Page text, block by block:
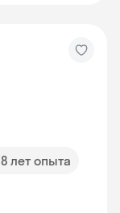
8 лет опыта